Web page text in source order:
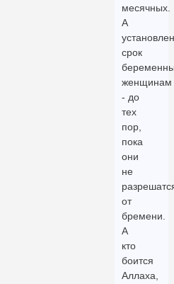
месячных.
А
срок
женщинам
- до
тех
пор,
пока
они
не
от
бремени.
А
кто
боится
Аллаха,